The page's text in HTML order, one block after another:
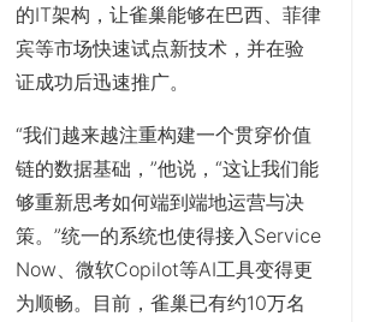
的IT架构，让雀巢能够在巴西、菲律
宾等市场快速试点新技术，并在验
证成功后迅速推广。
“我们越来越注重构建一个贯穿价值
链的数据基础，”他说，“这让我们能
够重新思考如何端到端地运营与决
策。”统一的系统也使得接入Service
Now、微软Copilot等AI工具变得更
为顺畅。目前，雀巢已有约10万名